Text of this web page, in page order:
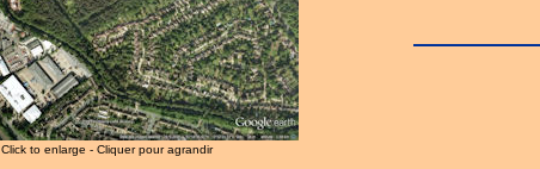
Click to enlarge - Cliquer pour agrandir